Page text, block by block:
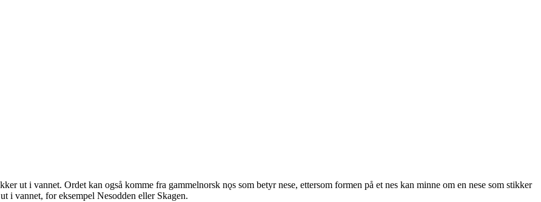
ut i vannet. Ordet kan også komme fra gammelnorsk nǫs som betyr nese, ettersom formen på et nes kan minne om en nese som stikker
i vannet, for eksempel Nesodden eller Skagen.